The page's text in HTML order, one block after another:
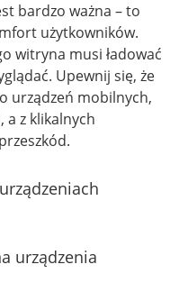
bardzo ważna – to
użytkowników.
witryna musi ładować
Upewnij się, że
urządzeń mobilnych,
z klikalnych
urządzenia